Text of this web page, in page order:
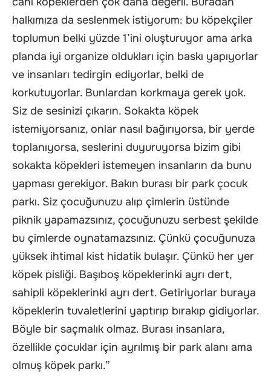
halkımıza da seslenmek istiyorum: bu köpekçiler
toplumun belki yüzde 1’ini oluşturuyor ama arka
planda iyi organize oldukları için baskı yapıyorlar
ve insanları tedirgin ediyorlar, belki de
korkutuyorlar. Bunlardan korkmaya gerek yok.
Siz de sesinizi çıkarın. Sokakta köpek
istemiyorsanız, onlar nasıl bağırıyorsa, bir yerde
toplanıyorsa, seslerini duyuruyorsa bizim gibi
sokakta köpekleri istemeyen insanların da bunu
yapması gerekiyor. Bakın burası bir park çocuk
parkı. Siz çocuğunuzu alıp çimlerin üstünde
piknik yapamazsınız, çocuğunuzu serbest şekilde
bu çimlerde oynatamazsınız. Çünkü çocuğunuza
yüksek ihtimal kist hidatik bulaşır. Çünkü her yer
köpek pisliği. Başıboş köpeklerinki ayrı dert,
sahipli köpeklerinki ayrı dert. Getiriyorlar buraya
köpeklerin tuvaletlerini yaptırıp bırakıp gidiyorlar.
Böyle bir saçmalık olmaz. Burası insanlara,
özellikle çocuklar için ayrılmış bir park alanı ama
olmuş köpek parkı.”